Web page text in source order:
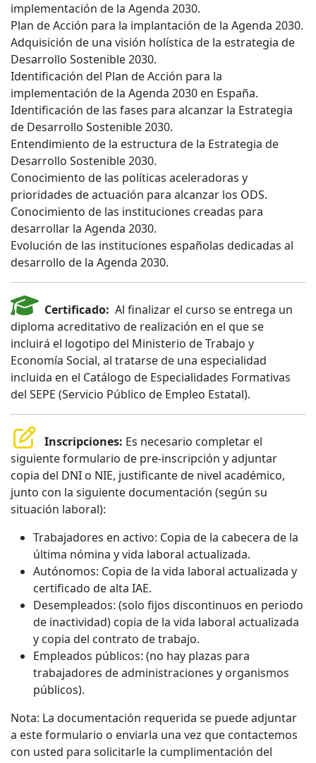
implementación de la Agenda 2030.
Plan de Acción para la implantación de la Agenda 2030.
Adquisición de una visión holística de la estrategia de
Desarrollo Sostenible 2030.
Identificación del Plan de Acción para la
implementación de la Agenda 2030 en España.
Identificación de las fases para alcanzar la Estrategia
de Desarrollo Sostenible 2030.
Entendimiento de la estructura de la Estrategia de
Desarrollo Sostenible 2030.
Conocimiento de las políticas aceleradoras y
prioridades de actuación para alcanzar los ODS.
Conocimiento de las instituciones creadas para
desarrollar la Agenda 2030.
Evolución de las instituciones españolas dedicadas al
desarrollo de la Agenda 2030.
Certificado: Al finalizar el curso se entrega un
diploma acreditativo de realización en el que se
incluirá el logotipo del Ministerio de Trabajo y
Economía Social, al tratarse de una especialidad
incluida en el Catálogo de Especialidades Formativas
del SEPE (Servicio Público de Empleo Estatal).
Inscripciones: Es necesario completar el
siguiente formulario de pre-inscripción y adjuntar
copia del DNI o NIE, justificante de nivel académico,
junto con la siguiente documentación (según su
situación laboral):
Trabajadores en activo: Copia de la cabecera de la
última nómina y vida laboral actualizada.
Autónomos: Copia de la vida laboral actualizada y
certificado de alta IAE.
Desempleados: (solo fijos discontinuos en periodo
de inactividad) copia de la vida laboral actualizada
y copia del contrato de trabajo.
Empleados públicos: (no hay plazas para
trabajadores de administraciones y organismos
públicos).
Nota: La documentación requerida se puede adjuntar
a este formulario o enviarla una vez que contactemos
con usted para solicitarle la cumplimentación del